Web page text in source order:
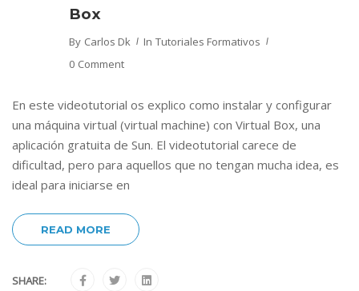
Box
By Carlos Dk In Tutoriales Formativos
0 Comment
En este videotutorial os explico como instalar y configurar
una máquina virtual (virtual machine) con Virtual Box, una
aplicación gratuita de Sun. El videotutorial carece de
dificultad, pero para aquellos que no tengan mucha idea, es
ideal para iniciarse en
READ MORE
SHARE: